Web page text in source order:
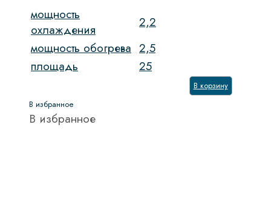
мощность
охлаждения
2,2
мощность обогрева 2,5
площадь
25
В корзину
В избранное
В избранное